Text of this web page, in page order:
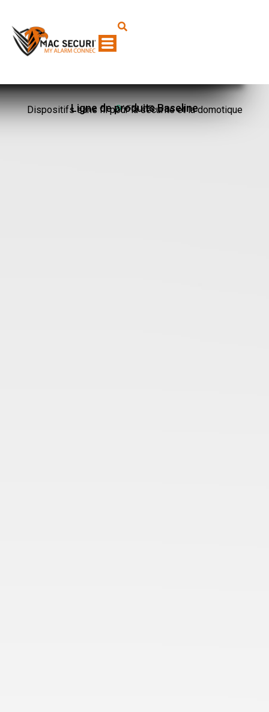
Ligne de produits Baseline
Dispositifs sans fil pour la sécurité et la domotique